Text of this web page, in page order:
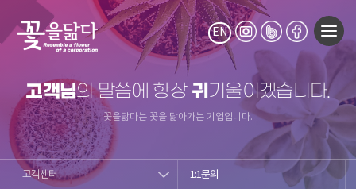
EN
고객님의 말씀에 항상 귀 기울이겠습니다.
꽃을닮다는 꽃을 닮아가는 기업입니다.
고객센터 1:1문의